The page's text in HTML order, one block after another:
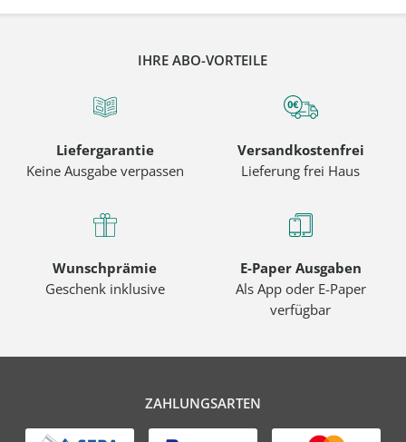
IHRE ABO-VORTEILE
Liefergarantie
Keine Ausgabe verpassen
Versandkostenfrei
Lieferung frei Haus
Wunschprämie
Geschenk inklusive
E-Paper Ausgaben
Als App oder E-Paper
verfügbar
ZAHLUNGSARTEN